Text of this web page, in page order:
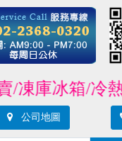
庫冰箱/冷
公司地圖